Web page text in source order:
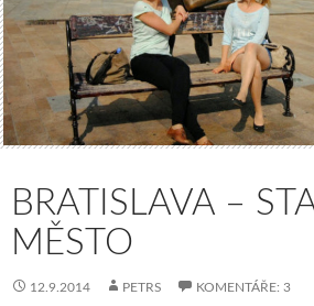
BRATISLAVA –
MĚSTO
12.9.2014 PETRS KOMENTÁŘE: 3